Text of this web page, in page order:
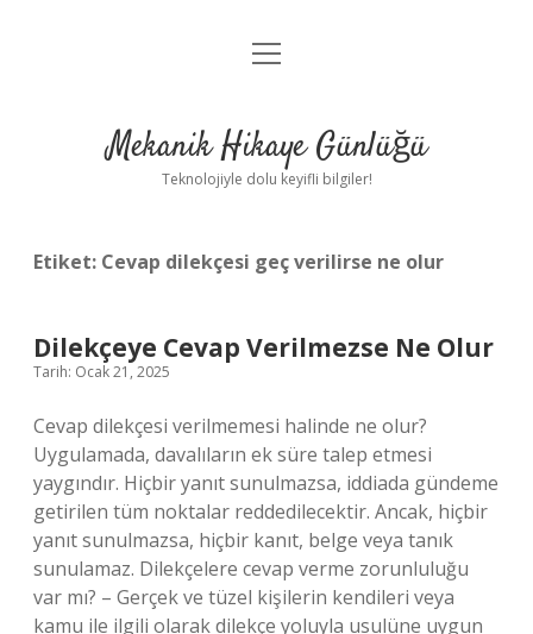
Anasayfa
Yasal Uyarı
menüyü
Mekanik Hikaye Günlüğü
Teknolojiyle dolu keyifli bilgiler!
Etiket: Cevap dilekçesi geç verilirse ne olur
Dilekçeye Cevap Verilmezse Ne Olur
Tarih: Ocak 21, 2025
Cevap dilekçesi verilmemesi halinde ne olur?
Uygulamada, davalıların ek süre talep etmesi
yaygındır. Hiçbir yanıt sunulmazsa, iddiada gündeme
getirilen tüm noktalar reddedilecektir. Ancak, hiçbir
yanıt sunulmazsa, hiçbir kanıt, belge veya tanık
sunulamaz. Dilekçelere cevap verme zorunluluğu
var mı? – Gerçek ve tüzel kişilerin kendileri veya
kamu ile ilgili olarak dilekçe yoluyla usulüne uygun